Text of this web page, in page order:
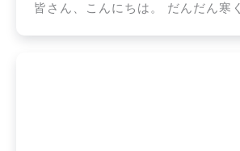
皆さん、こんにちは。 だんだん寒